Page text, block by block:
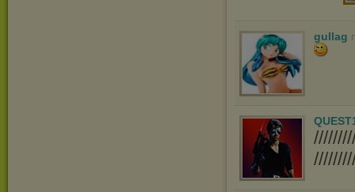
gullag